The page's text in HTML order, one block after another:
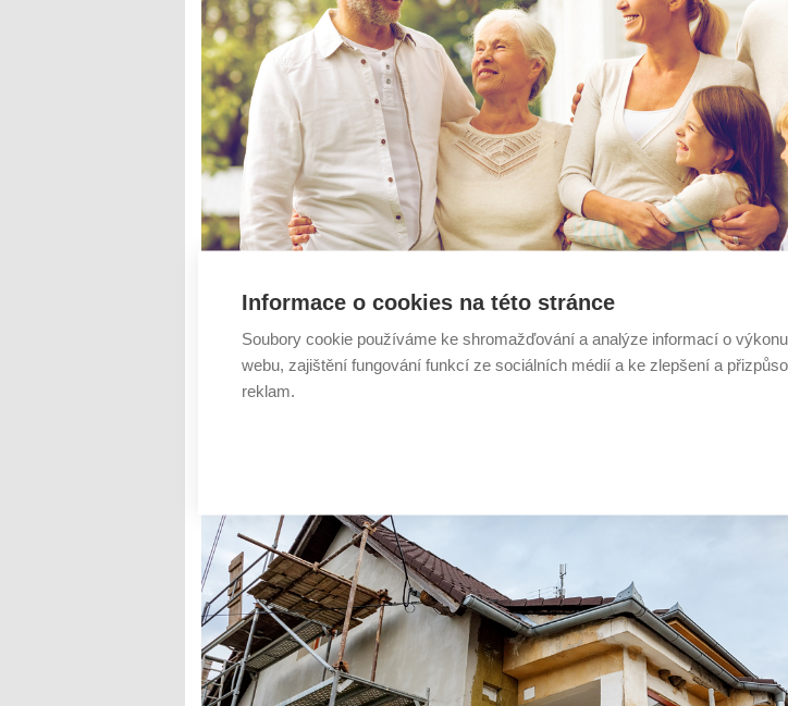
Nemovitost je často to nejcennější, co chtějí rodiče svým dětem zanechat.
hned několik. Vše je možné nechat až na případné dědické řízení, stále více lidí ale
k darování majetku již za svého života. Pro potomky je to totiž finančně výhodnější.
Číst dál
Informace o cookies na této stránce
Soubory cookie používáme ke shromažďování a analýze informací o
webu, zajištění fungování funkcí ze sociálních médií a ke zlepšení a
reklam.